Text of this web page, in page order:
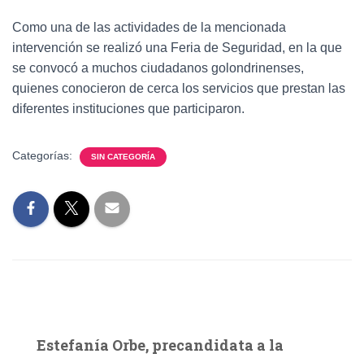
Como una de las actividades de la mencionada
intervención se realizó una Feria de Seguridad, en la que
se convocó a muchos ciudadanos golondrinenses,
quienes conocieron de cerca los servicios que prestan las
diferentes instituciones que participaron.
Categorías: SIN CATEGORÍA
Estefanía Orbe, precandidata a la